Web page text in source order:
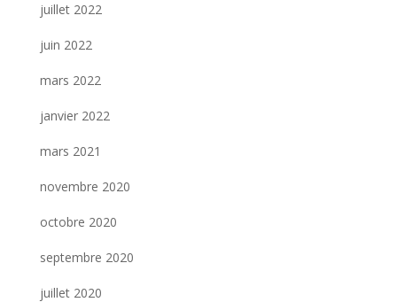
juillet 2022
juin 2022
mars 2022
janvier 2022
mars 2021
novembre 2020
octobre 2020
septembre 2020
juillet 2020